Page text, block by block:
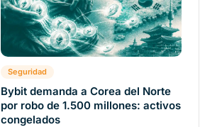
Seguridad
Bybit demanda a Corea del Norte
por robo de 1.500 millones: activos
congelados